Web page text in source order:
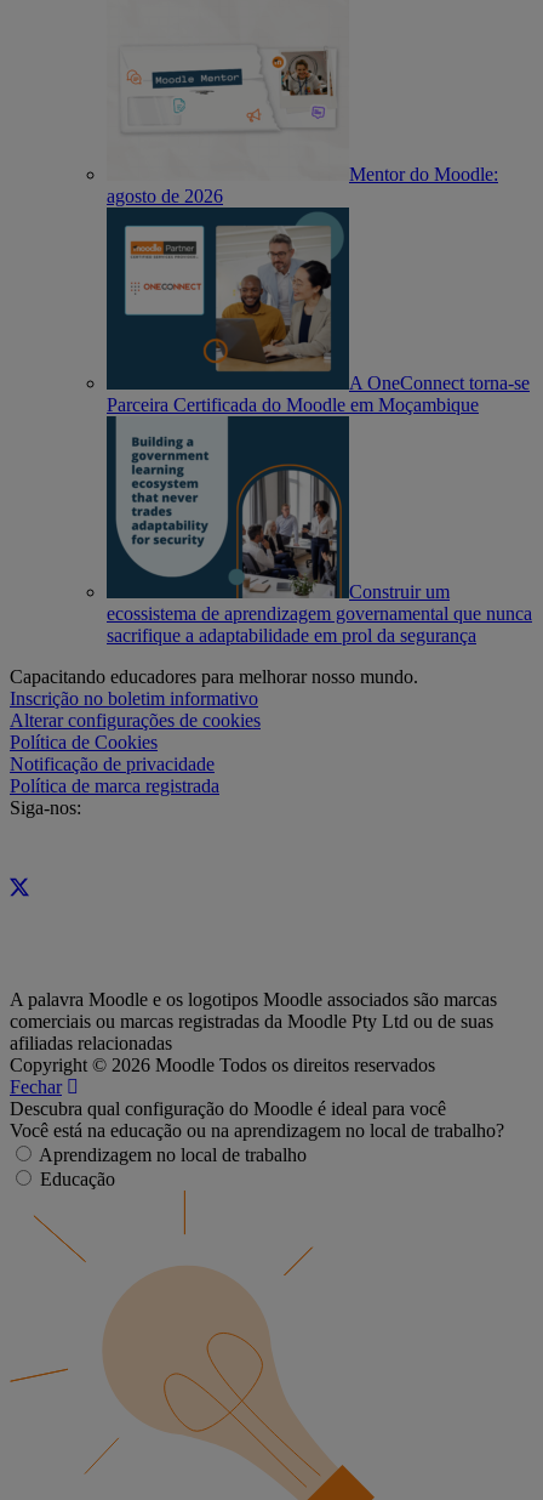
Mentor do Moodle:
agosto de 2026
A OneConnect torna-se
Parceira Certificada do Moodle em Moçambique
Construir um
ecossistema de aprendizagem governamental que nunca
sacrifique a adaptabilidade em prol da segurança
Capacitando educadores para melhorar nosso mundo.
Inscrição no boletim informativo
Alterar configurações de cookies
Política de Cookies
Notificação de privacidade
Política de marca registrada
Siga-nos:
A palavra Moodle e os logotipos Moodle associados são marcas
comerciais ou marcas registradas da Moodle Pty Ltd ou de suas
afiliadas relacionadas
Copyright © 2026 Moodle Todos os direitos reservados
Fechar
Descubra qual configuração do Moodle é ideal para você
Você está na educação ou na aprendizagem no local de trabalho?
Aprendizagem no local de trabalho
Educação